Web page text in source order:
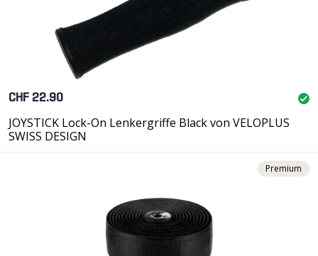
CHF 22.90
JOYSTICK Lock-On Lenkergriffe Black von VELOPLUS
SWISS DESIGN
Premium